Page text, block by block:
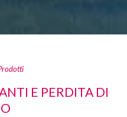
E PERDITA DI